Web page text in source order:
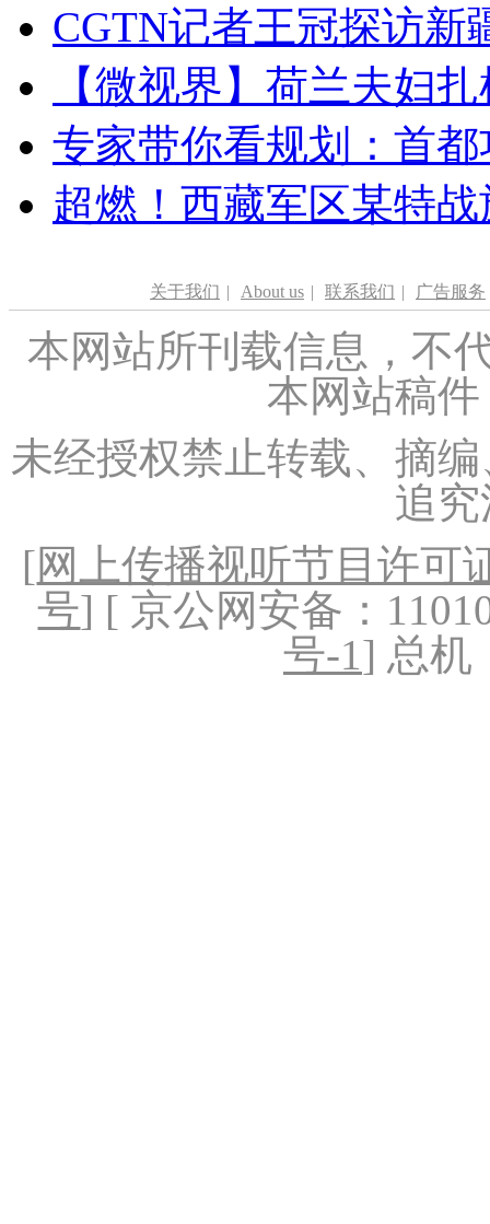
CGTN记者王冠探访新
【微视界】荷兰夫妇
专家带你看规划：首
超燃！西藏军区某特
关于我们 | About us | 联系我们 | 广告服务
本网站所刊载信息，不
本网站稿
未经授权禁止转载、摘
追
[网上传播视听节目许可
号] [ 京公网安备：
号-1] 总机